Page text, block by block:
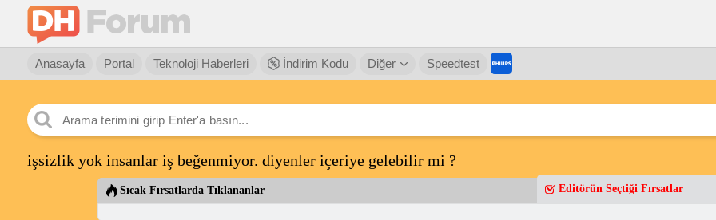
Anasayfa Portal Teknoloji Haberleri İndirim Kodu Diğer Speedtest
işsizlik yok insanlar iş beğenmiyor. diyenler içeriye gelebilir mi ?
Sıcak Fırsatlarda Tıklananlar Editörün Seçtiği Fırsatlar